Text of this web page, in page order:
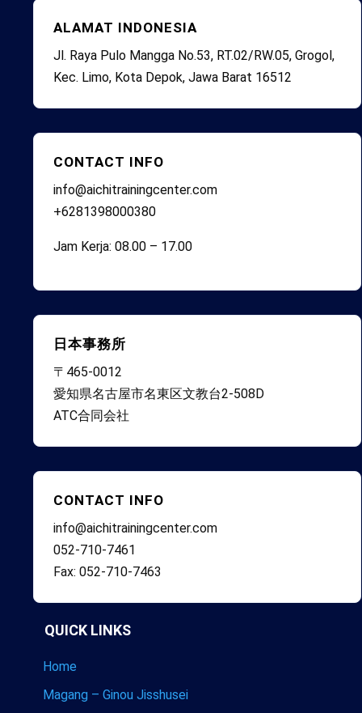
ALAMAT INDONESIA
Jl. Raya Pulo Mangga No.53, RT.02/RW.05, Grogol,
Kec. Limo, Kota Depok, Jawa Barat 16512
CONTACT INFO
info@aichitrainingcenter.com
+6281398000380
Jam Kerja: 08.00 – 17.00
日本事務所
〒465-0012
愛知県名古屋市名東区文教台2-508D
ATC合同会社
CONTACT INFO
info@aichitrainingcenter.com
052-710-7461
Fax: 052-710-7463
QUICK LINKS
Home
Magang – Ginou Jisshusei